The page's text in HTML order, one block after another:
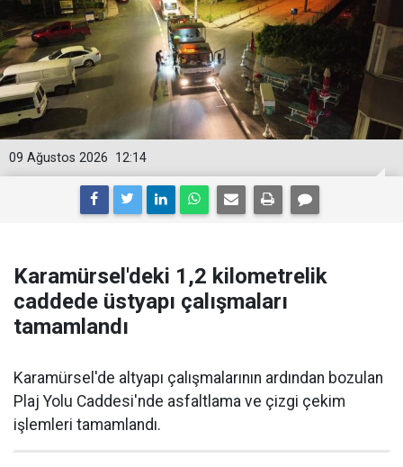
12:14
09 Ağustos 2026
Karamürsel'deki 1,2 kilometrelik
caddede üstyapı çalışmaları
tamamlandı
Karamürsel'de altyapı çalışmalarının ardından bozulan
Plaj Yolu Caddesi'nde asfaltlama ve çizgi çekim
işlemleri tamamlandı.